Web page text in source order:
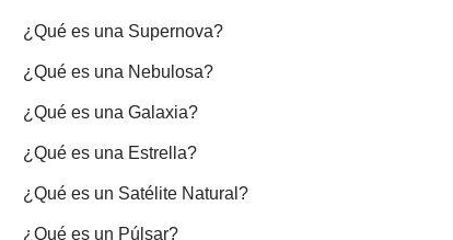
¿Qué es una Supernova?
¿Qué es una Nebulosa?
¿Qué es una Galaxia?
¿Qué es una Estrella?
¿Qué es un Satélite Natural?
¿Qué es un Púlsar?